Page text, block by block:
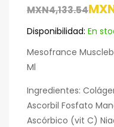
MXN4,133.54
Disponibilidad: En
Mesofrance
Ml
Ingredientes:
Ascorbil Fosfato
Ascórbico (vit C)